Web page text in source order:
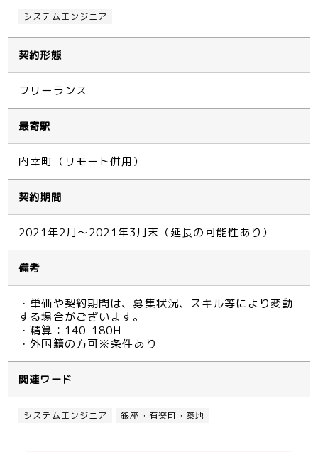
システムエンジニア
契約形態
フリーランス
最寄駅
内幸町（リモート併用）
契約期間
2021年2月～2021年3月末（延長の可能性あり）
備考
・単価や契約期間は、募集状況、スキル等により変動
する場合がございます。
・精算：140-180H
・外国籍の方可※条件あり
関連ワード
システムエンジニア 銀座・有楽町・築地